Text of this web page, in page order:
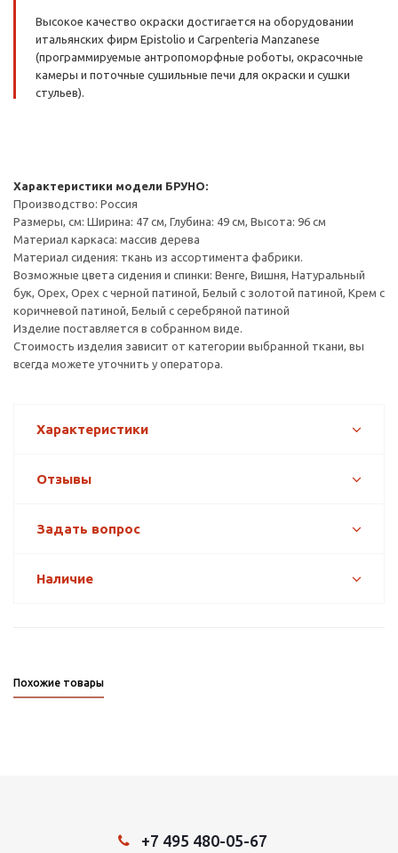
Высокое качество окраски достигается на оборудовании
итальянских фирм Epistolio и Carpenteria Manzanese
(программируемые антропоморфные роботы, окрасочные
камеры и поточные сушильные печи для окраски и сушки
стульев).
Характеристики модели БРУНО:
Производство: Россия
Размеры, см: Ширина: 47 см, Глубина: 49 см, Высота: 96 см
Материал каркаса: массив дерева
Материал сидения: ткань из ассортимента фабрики.
Возможные цвета сидения и спинки: Венге, Вишня, Натуральный
бук, Орех, Орех с черной патиной, Белый с золотой патиной, Крем с
коричневой патиной, Белый с серебряной патиной
Изделие поставляется в собранном виде.
Стоимость изделия зависит от категории выбранной ткани, вы
всегда можете уточнить у оператора.
Характеристики
Отзывы
Задать вопрос
Наличие
Похожие товары
+7 495 480-05-67